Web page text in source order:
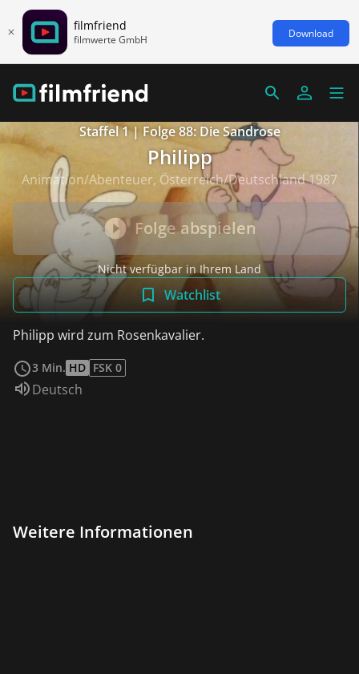
filmfriend
filmwerte GmbH Download
Staffel 1 | Folge 88: Die Sandrose
Philipp
Animation/Abenteuer, Österreich/Deutschland 1987
Folge abspielen
Nicht verfügbar in Ihrem Land
Watchlist
Philipp wird zum Rosenkavalier.
3 Min. HD FSK 0
Sprache:
Deutsch
Weitere Informationen